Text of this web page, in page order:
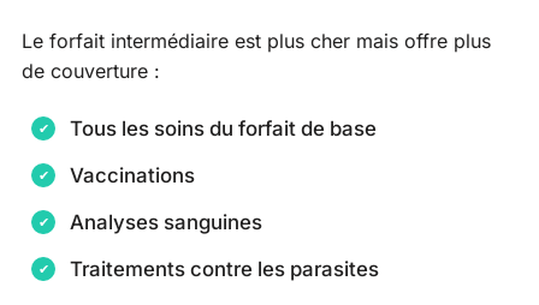
Le forfait intermédiaire est plus cher mais offre plus
de couverture :
Tous les soins du forfait de base
Vaccinations
Analyses sanguines
Traitements contre les parasites